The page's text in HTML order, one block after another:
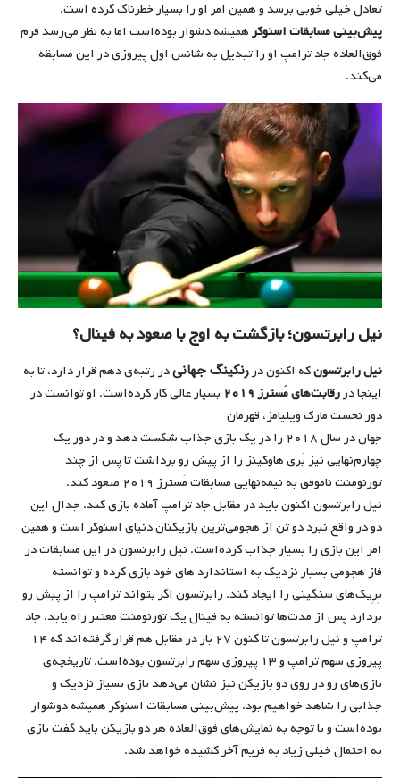
تعادل خیلی خوبی برسد و همین امر او را بسیار خطرناک کرده است.‌
پیش‌بینی مسابقات اسنوکرهمیشه دشوار بوده‌است اما به نظر می‌رسد فرم
فوق‌العاده جاد ترامپ او را تبدیل به شانس اول پیروزی در این مسابقه
می‌کند.
نیل رابرتسون؛ بازگشت به اوج با صعود به فینال؟
نیل رابرتسونکه اکنون دررنکینگ جهانیدر رتبه‌ی دهم قرار دارد، تا به
اینجا دررقابت‌های مَسترز ۲۰۱۹
بسیار عالی کار کرده‌است. او توانست در
دور نخست مارک ویلیامز، قهرمان
جهان در سال ۲۰۱۸ را در یک بازی جذاب شکست دهد و در دور یک
چهارم‌نهایی نیز بَری هاوکینز را از پیش رو برداشت تا پس از چند
تورنومنت ناموفق به نیمه‌نهایی مسابقات مَسترز ۲۰۱۹ صعود کند.
نیل رابرتسون اکنون باید در مقابل جاد ترامپ آماده بازی کند. جدال این
دو در واقع نبرد دو تن از هجومی‌ترین بازیکنان دنیای اسنوکر است و همین
امر این بازی را بسیار جذاب کرده‌است. نیل رابرتسون در این مسابقات در
فاز هجومی بسیار نزدیک به استاندارد‌ های خود بازی کرده و توانسته
بِرِیک‌های سنگینی را ایجاد کند. رابرتسون اگر بتواند ترامپ را از پیش رو
بردارد پس از مدت‌ها توانسته به فینال یک تورنومنت معتبر راه یابد. جاد
ترامپ و نیل رابرتسون تا کنون ۲۷ بار در مقابل هم قرار گرفته‌اند که ۱۴
پیروزی سهم ترامپ و ۱۳ پیروزی سهم رابرتسون بوده‌است. تاریخچه‌ی
بازی‌های رو در روی دو بازیکن نیز نشان می‌دهد بازی بسیاز نزدیک و
جذابی را شاهد خواهیم‌ بود. پیش‌بینی مسابقات اسنوکر همیشه دوشوار
بوده‌است و با توجه به نمایش‌های فوق‌العاده هر دو بازیکن باید گفت بازی
به احتمال خیلی زیاد به فریم آخر کشیده خواهد شد.